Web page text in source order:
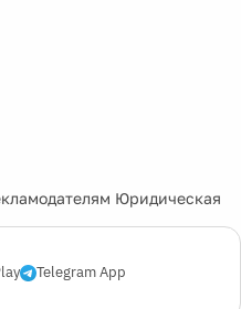
Юридическая
Telegram App